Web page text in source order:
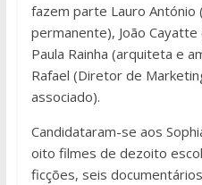
fazem parte Lauro António
permanente), João
Paula Rainha (arquiteta e
Rafael (Diretor de
associado).
Candidataram-se aos
oito filmes de dezoito
ficções, seis